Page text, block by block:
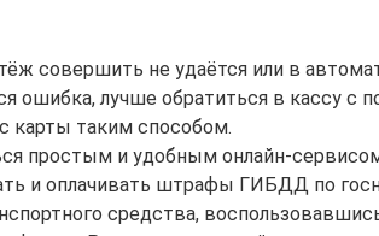
совершить не удаётся или в
ошибка, лучше обратиться в кассу с
карты таким способом.
простым и удобным онлайн-
и оплачивать штрафы ГИБДД по
средства,